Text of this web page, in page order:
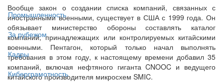
Промышленность
За рубежом
Кадры
Киберграмотность
Вообще закон о создании списка компаний, связанных с
иностранными военными, существует в США с 1999 года. Он
обязывает министерство обороны составлять каталог
компаний, принадлежащих или контролируемых китайскими
военными. Пентагон, который только начал выполнять
требования в этом году, к настоящему времени добавил 35
компаний, включая нефтяного гиганта CNOOC и ведущего
китайского производителя микросхем SMIC.